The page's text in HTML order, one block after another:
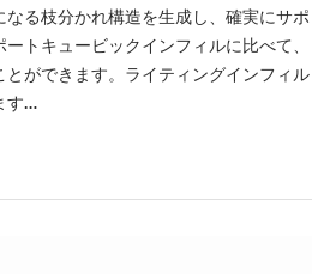
る枝分かれ構造を生成し、確実にサポ
トキュービックインフィルに比べて、
とができます。ライティングインフィル
す…